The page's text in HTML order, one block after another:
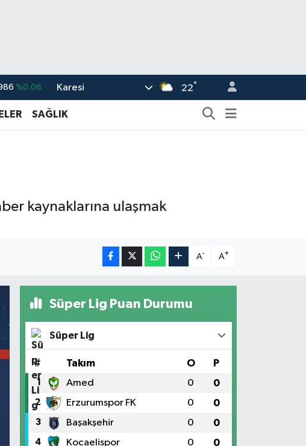
%0.06
%0.1
Karesi 22°
SAĞLIK
kaynaklarına ulaşmak
A- A+
Süper Lig Puan Durumu
Süper Lig
# Takım O P
1 Amed 0 0
2 Erzurumspor FK 0 0
3 Başakşehir 0 0
4 Kocaelispor 0 0